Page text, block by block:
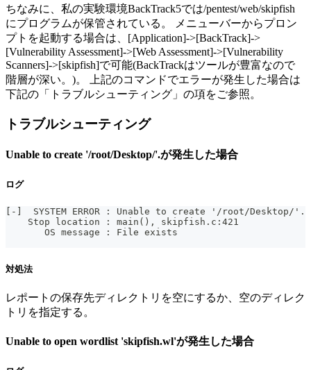
ちなみに、私の実験環境BackTrack5では/pentest/web/skipfish
にプログラムが保管されている。 メニューバーからプロン
プトを起動する場合は、[Application]->[BackTrack]->
[Vulnerability Assessment]->[Web Assessment]->[Vulnerability
Scanners]->[skipfish]で可能(BackTrackはツールが豊富なので
階層が深い。)。 上記のコマンドでエラーが発生した場合は
下記の「トラブルシューティング」の項をご参照。
トラブルシューティング
Unable to create '/root/Desktop/'.が発生した場合
ログ
[-]  SYSTEM ERROR : Unable to create '/root/Desktop/'.
    Stop location : main(), skipfish.c:421
       OS message : File exists
対処法
レポートの保存先ディレクトリを空にするか、空のディレク
トリを指定する。
Unable to open wordlist 'skipfish.wl'が発生した場合